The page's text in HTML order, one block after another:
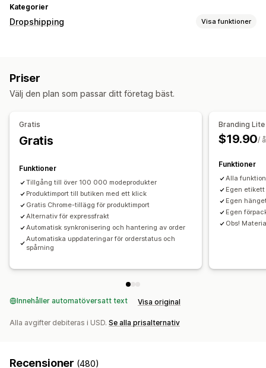
Kategorier
Dropshipping Visa funktioner
Hem och trädgård
Konst och hantverk Underhållning och media
Husdjursprodukter
Företags- och kontorsprodukter
Bilprodukter
Inköpsställen
Australien
Kina Storbritannien USA
Priser
Välj den plan som passar ditt företag bäst.
Gratis
Gratis
Funktioner
Tillgång till över 100 000 modeprodukter
Produktimport till butiken med ett klick
Gratis Chrome-tillägg för produktimport
Alternativ för expressfrakt
Automatisk synkronisering och hantering av order
Automatiska uppdateringar för orderstatus och
spårning
Branding Lite
$19.90/
Funktioner
Alla
Egen etikett
Egen
Egen
Obs!
Innehåller automatöversatt text Visa original
Alla avgifter debiteras i USD. Se alla prisalternativ
Recensioner (480)